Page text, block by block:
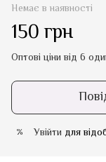
Немає в наявності
150 грн
Оптові ціни від 6
% Увійти для